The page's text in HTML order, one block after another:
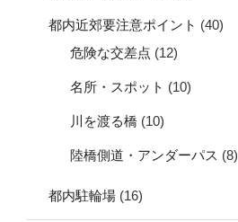
都内近郊要注意ポイント (40)
危険な交差点 (12)
名所・スポット (10)
川を渡る橋 (10)
陸橋側道・アンダーパス (8)
都内駐輪場 (16)